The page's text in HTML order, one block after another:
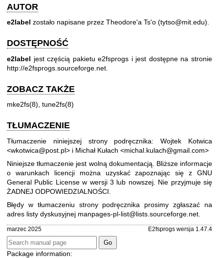
AUTOR
e2label zostało napisane przez Theodore'a Ts'o (tytso@mit.edu).
DOSTĘPNOŚĆ
e2label jest częścią pakietu e2fsprogs i jest dostępne na stronie
http://e2fsprogs.sourceforge.net
ZOBACZ TAKŻE
mke2fs(8) tune2fs(8)
TŁUMACZENIE
Tłumaczenie niniejszej strony podręcznika: Wojtek Kotwica
<wkotwica@post.pl> i Michał Kułach <michal.kulach@gmail.com>
Niniejsze tłumaczenie jest wolną dokumentacją. Bliższe informacje
o warunkach licencji można uzyskać zapoznając się z GNU
General Public License w wersji 3 lub nowszej. Nie przyjmuje się
ŻADNEJ ODPOWIEDZIALNOŚCI.
Błędy w tłumaczeniu strony podręcznika prosimy zgłaszać na
adres listy dyskusyjnej manpages-pl-list@lists.sourceforge.net.
marzec 2025 E2fsprogs wersja 1.47.4
Package information: